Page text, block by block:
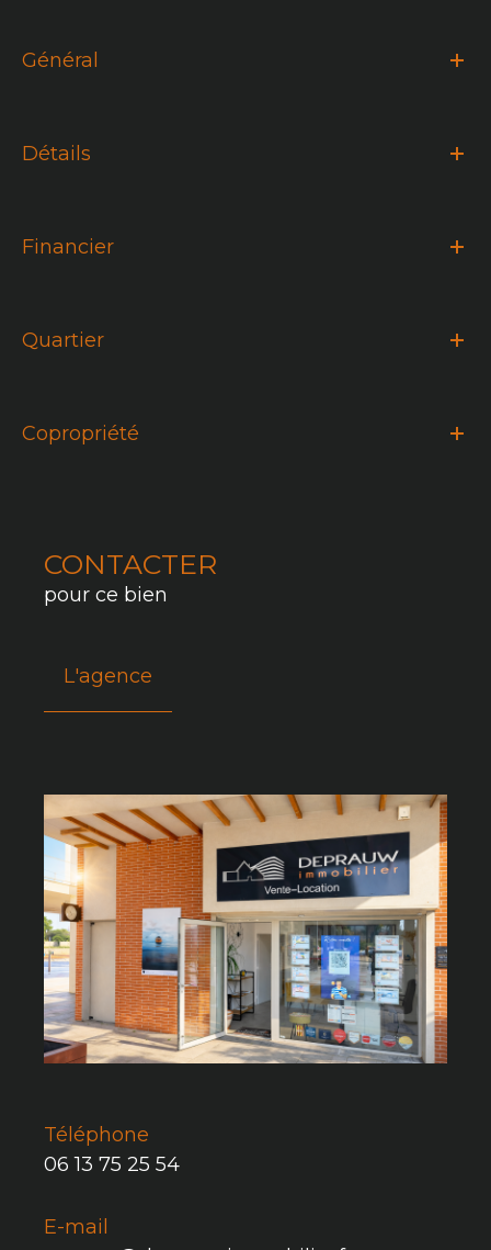
Général
Détails
Financier
Quartier
Copropriété
CONTACTER
pour ce bien
L'agence
Téléphone
06 13 75 25 54
E-mail